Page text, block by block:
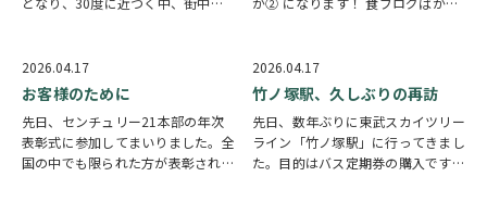
がりなので袖を捲り日々過ごしてお
ります。 少し体を動かすと汗をか
く気温の最中で…
から徒歩3分ほどの場所にあるお店
です 左上のショートケーキは1,000
円！ シ…
2026.04.17
お客様のために
先日、センチュリー21本部の年次
表彰式に参加してまいりました。全
国の中でも限られた方が表彰される
2026.04.17
竹ノ塚駅、久しぶりの再訪
先日、数年ぶりに東武スカイツリー
ライン「竹ノ塚駅」に行ってきまし
た。目的はバス定期券の購入です。